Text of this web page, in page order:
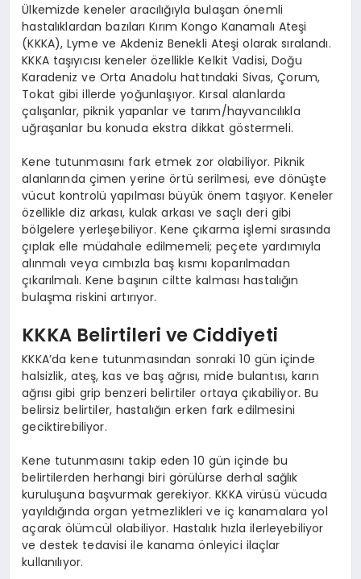
Ülkemizde keneler aracılığıyla bulaşan önemli
hastalıklardan bazıları Kırım Kongo Kanamalı Ateşi
(KKKA), Lyme ve Akdeniz Benekli Ateşi olarak sıralandı.
KKKA taşıyıcısı keneler özellikle Kelkit Vadisi, Doğu
Karadeniz ve Orta Anadolu hattındaki Sivas, Çorum,
Tokat gibi illerde yoğunlaşıyor. Kırsal alanlarda
çalışanlar, piknik yapanlar ve tarım/hayvancılıkla
uğraşanlar bu konuda ekstra dikkat göstermeli.
Kene tutunmasını fark etmek zor olabiliyor. Piknik
alanlarında çimen yerine örtü serilmesi, eve dönüşte
vücut kontrolü yapılması büyük önem taşıyor. Keneler
özellikle diz arkası, kulak arkası ve saçlı deri gibi
bölgelere yerleşebiliyor. Kene çıkarma işlemi sırasında
çıplak elle müdahale edilmemeli; peçete yardımıyla
alınmalı veya cımbızla baş kısmı koparılmadan
çıkarılmalı. Kene başının ciltte kalması hastalığın
bulaşma riskini artırıyor.
KKKA Belirtileri ve Ciddiyeti
KKKA’da kene tutunmasından sonraki 10 gün içinde
halsizlik, ateş, kas ve baş ağrısı, mide bulantısı, karın
ağrısı gibi grip benzeri belirtiler ortaya çıkabiliyor. Bu
belirsiz belirtiler, hastalığın erken fark edilmesini
geciktirebiliyor.
Kene tutunmasını takip eden 10 gün içinde bu
belirtilerden herhangi biri görülürse derhal sağlık
kuruluşuna başvurmak gerekiyor. KKKA virüsü vücuda
yayıldığında organ yetmezlikleri ve iç kanamalara yol
açarak ölümcül olabiliyor. Hastalık hızla ilerleyebiliyor
ve destek tedavisi ile kanama önleyici ilaçlar
kullanılıyor.